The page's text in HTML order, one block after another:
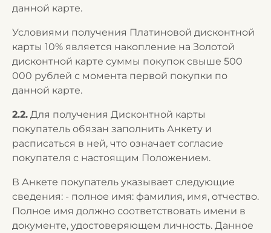
данной карте.
Условиями получения Платиновой дисконтной
карты 10% является накопление на Золотой
дисконтной карте суммы покупок свыше 500
000 рублей с момента первой покупки по
данной карте.
2.2. Для получения Дисконтной карты
покупатель обязан заполнить Анкету и
расписаться в ней, что означает согласие
покупателя с настоящим Положением.
В Анкете покупатель указывает следующие
сведения: - полное имя: фамилия, имя, отчество.
Полное имя должно соответствовать имени в
документе, удостоверяющем личность. Данное